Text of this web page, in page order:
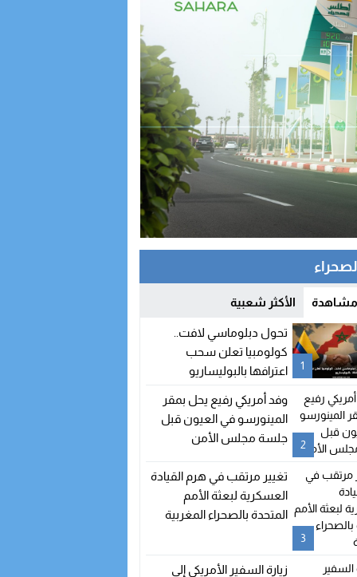
مشاهدة الأكثر شعبية
1
تحول دبلوماسي لافت..
كولومبيا تعلن سحب
اعترافها بالبوليساريو
2
وفد أمريكي رفيع يحل بمقر
المينورسو في العيون قبل
جلسة مجلس الأمن
3
تغيير مرتقب في هرم القيادة
العسكرية لبعثة الأمم
المتحدة بالصحراء المغربية
زيارة السفير الأمريكي إلى